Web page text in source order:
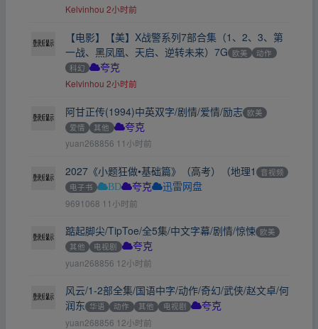
Kelvinhou 2小时前
【电影】【美】X战警系列7部合集（1、2、3、第
一战、黑凤凰、天启、逆转未来）7G 欧美
动作
科幻
夸克
Kelvinhou 2小时前
阿甘正传(1994)中英双字/剧情/爱情/励志 欧美
爱情
其他 夸克
yuan268856 11小时前
2027《小题狂做•基础篇》（高考）（地理1
音视频
电子书
BD 夸克 迅雷网盘
9691068 11小时前
踮起脚尖/TipToe/全5集/中文字幕/剧情/惊悚 欧美
其他
电视剧 夸克
yuan268856 12小时前
风云/1-2部全集/国语中字/动作/奇幻/武侠/赵文卓/何
润东 华语 动作 其他 电视剧 夸克
yuan268856 12小时前